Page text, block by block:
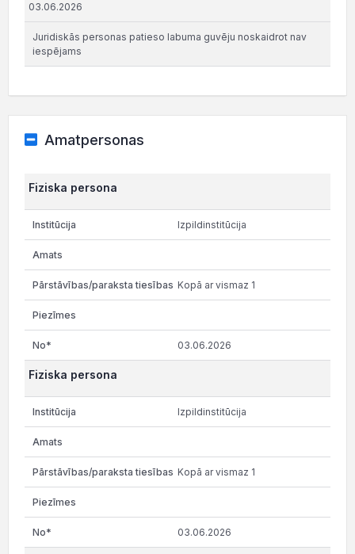
03.06.2026
Juridiskās personas patieso labuma guvēju noskaidrot nav
iespējams
Amatpersonas
Fiziska persona
Izpildinstitūcija
Kopā ar vismaz 1
03.06.2026
Fiziska persona
Izpildinstitūcija
Kopā ar vismaz 1
03.06.2026